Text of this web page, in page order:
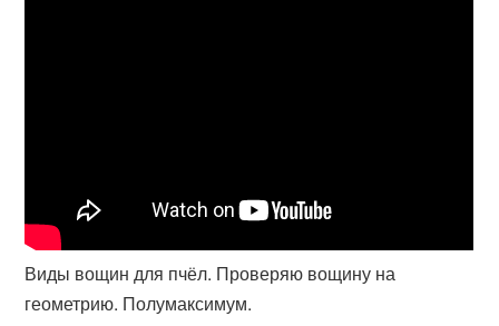
Виды вощин для пчёл. Проверяю вощину на
геометрию. Полумаксимум.